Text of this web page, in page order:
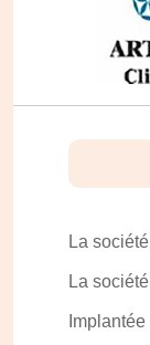
La
La